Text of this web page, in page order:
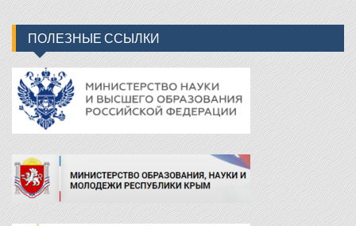
ПОЛЕЗНЫЕ ССЫЛКИ